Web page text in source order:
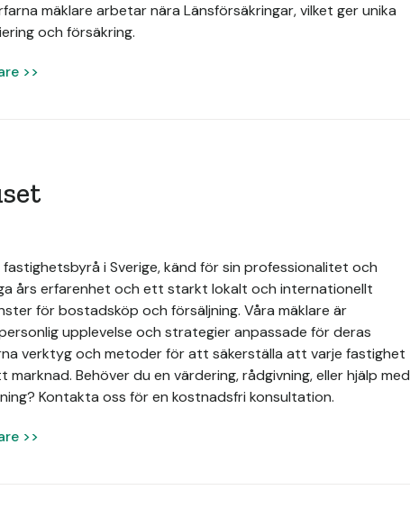
mäklare arbetar nära Länsförsäkringar, vilket ger unika
och försäkring.
>>
i Sverige, känd för sin professionalitet och
års erfarenhet och ett starkt lokalt och internationellt
för bostadsköp och försäljning. Våra mäklare är
upplevelse och strategier anpassade för deras
verktyg och metoder för att säkerställa att varje fastighet
Behöver du en värdering, rådgivning, eller hjälp med
Kontakta oss för en kostnadsfri konsultation.
>>